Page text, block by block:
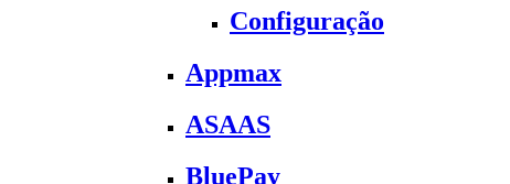
Configuração
Appmax
ASAAS
BluePay